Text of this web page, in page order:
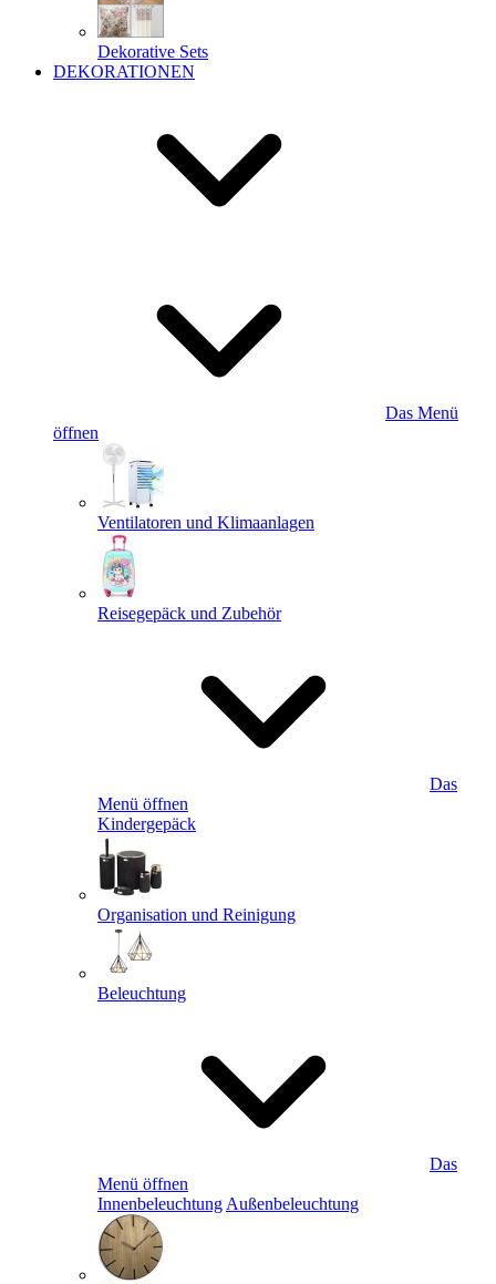
Dekorative Sets
DEKORATIONEN
Das Menü
öffnen
Ventilatoren und Klimaanlagen
Reisegepäck und Zubehör
Das
Menü öffnen
Kindergepäck
Organisation und Reinigung
Beleuchtung
Das
Menü öffnen
Innenbeleuchtung Außenbeleuchtung